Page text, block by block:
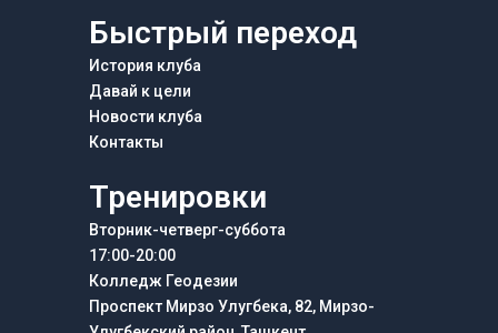
Быстрый переход
История клуба
Давай к цели
Новости клуба
Контакты
Тренировки
Вторник-четверг-суббота
17:00-20:00
Колледж Геодезии
Проспект Мирзо Улугбека, 82, Мирзо-